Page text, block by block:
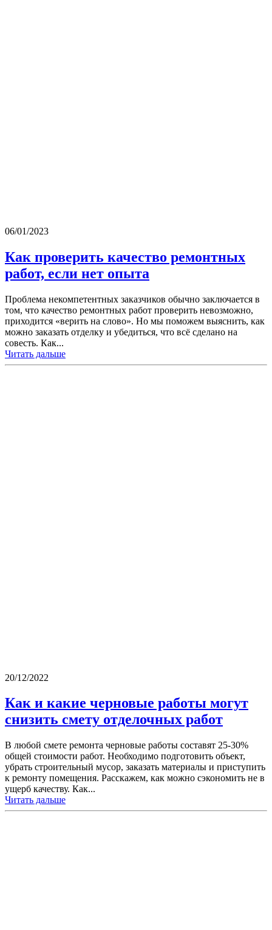
06/01/2023
Как проверить качество ремонтных
работ, если нет опыта
Проблема некомпетентных заказчиков обычно заключается в
том, что качество ремонтных работ проверить невозможно,
приходится «верить на слово». Но мы поможем выяснить, как
можно заказать отделку и убедиться, что всё сделано на
совесть. Как...
Читать дальше
20/12/2022
Как и какие черновые работы могут
снизить смету отделочных работ
В любой смете ремонта черновые работы составят 25-30%
общей стоимости работ. Необходимо подготовить объект,
убрать строительный мусор, заказать материалы и приступить
к ремонту помещения. Расскажем, как можно сэкономить не в
ущерб качеству. Как...
Читать дальше